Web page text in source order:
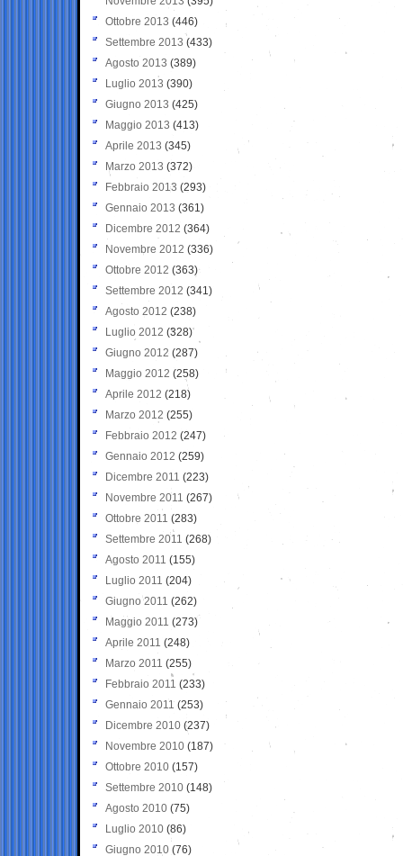
Ottobre 2013 (446)
Settembre 2013 (433)
Agosto 2013 (389)
Luglio 2013 (390)
Giugno 2013 (425)
Maggio 2013 (413)
Aprile 2013 (345)
Marzo 2013 (372)
Febbraio 2013 (293)
Gennaio 2013 (361)
Dicembre 2012 (364)
Novembre 2012 (336)
Ottobre 2012 (363)
Settembre 2012 (341)
Agosto 2012 (238)
Luglio 2012 (328)
Giugno 2012 (287)
Maggio 2012 (258)
Aprile 2012 (218)
Marzo 2012 (255)
Febbraio 2012 (247)
Gennaio 2012 (259)
Dicembre 2011 (223)
Novembre 2011 (267)
Ottobre 2011 (283)
Settembre 2011 (268)
Agosto 2011 (155)
Luglio 2011 (204)
Giugno 2011 (262)
Maggio 2011 (273)
Aprile 2011 (248)
Marzo 2011 (255)
Febbraio 2011 (233)
Gennaio 2011 (253)
Dicembre 2010 (237)
Novembre 2010 (187)
Ottobre 2010 (157)
Settembre 2010 (148)
Agosto 2010 (75)
Luglio 2010 (86)
Giugno 2010 (76)